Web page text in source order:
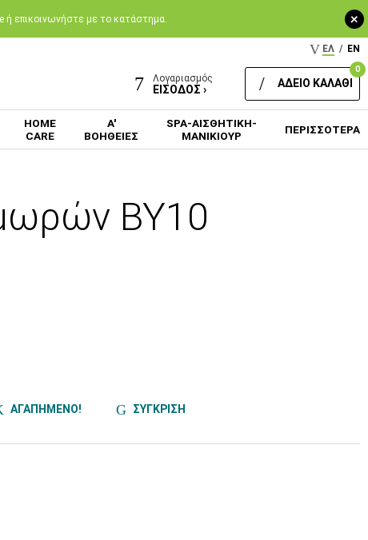
+
ή επικοινωνήστε με το κατάστημα.
ΕΛ / EN
Λογαριασμός
ΕΙΣΟΔΟΣ ›
0
ΑΔΕΙΟ ΚΑΛΑΘΙ
HOME
CARE
Α'
ΒΟΗΘΕΙΕΣ
SPA-ΑΙΣΘΗΤΙΚΗ-
ΜΑΝΙΚΙΟΥΡ
ΠΕΡΙΣΣΟΤΕΡΑ
BY10
ΑΓΑΠΗΜΕΝΟ! ΣΥΓΚΡΙΣΗ